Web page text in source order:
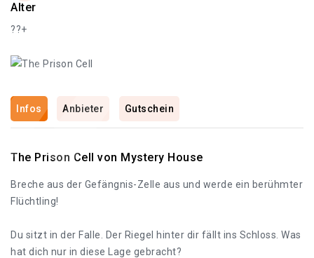
Alter
??+
Infos Anbieter Gutschein
The Prison Cell von Mystery House
Breche aus der Gefängnis-Zelle aus und werde ein berühmter
Flüchtling!
Du sitzt in der Falle. Der Riegel hinter dir fällt ins Schloss. Was
hat dich nur in diese Lage gebracht?